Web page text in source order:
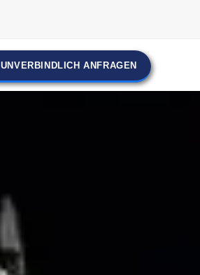
UNVERBINDLICH ANFRAGEN